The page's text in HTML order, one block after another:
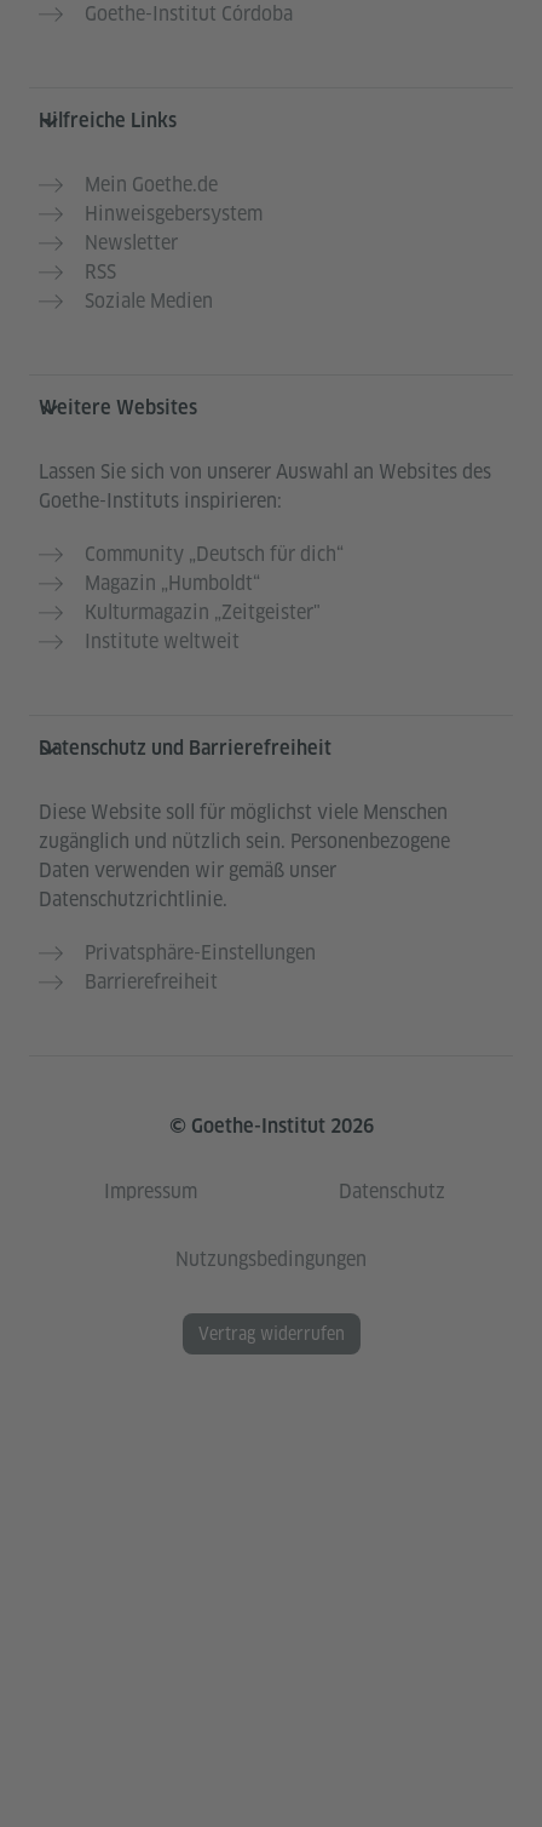
Goethe-Institut Córdoba
Hilfreiche Links
Mein Goethe.de
Hinweisgebersystem
Newsletter
RSS
Soziale Medien
Weitere Websites
Lassen Sie sich von unserer Auswahl an Websites des
Goethe-Instituts inspirieren:
Community „Deutsch für dich“
Magazin „Humboldt“
Kulturmagazin „Zeitgeister"
Institute weltweit
Datenschutz und Barrierefreiheit
Diese Website soll für möglichst viele Menschen
zugänglich und nützlich sein. Personenbezogene
Daten verwenden wir gemäß unser
Datenschutzrichtlinie.
Privatsphäre-Einstellungen
Barrierefreiheit
© Goethe-Institut 2026
Impressum Datenschutz
Nutzungsbedingungen
Vertrag widerrufen